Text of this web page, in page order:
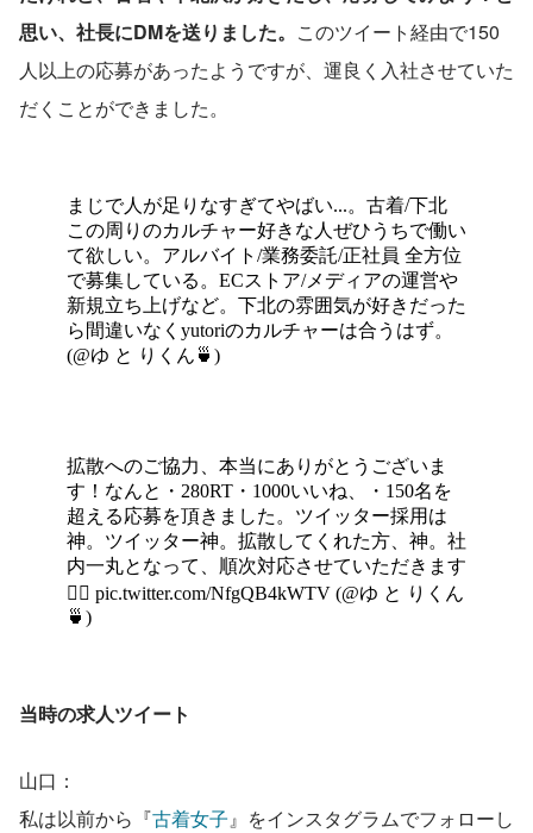
思い、社長にDMを送りました。 このツイート経由で150
人以上の応募があったようですが、運良く入社させていた
だくことができました。
当時の求人ツイート
山口：
私は以前から『古着女子』をインスタグラムでフォローし